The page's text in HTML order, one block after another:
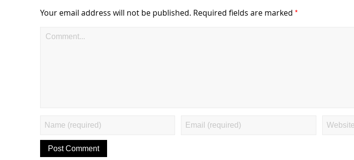
Your email address will not be published. Required fields are marked *